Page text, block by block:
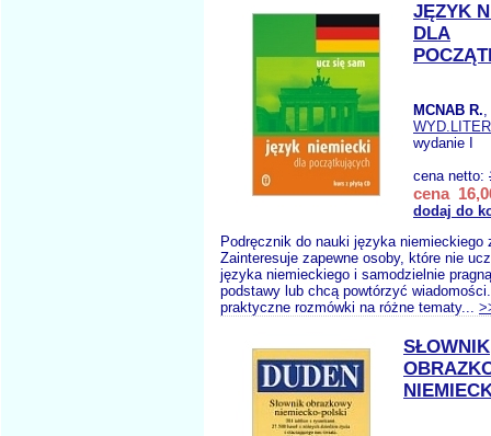
JĘZYK
DLA
MCNAB R.,
wydanie I
cena netto:
cena
dodaj do
Podręcznik do nauki języka niemieckiego
Zainteresuje zapewne osoby, które nie
języka niemieckiego i samodzielnie
podstawy lub chcą powtórzyć
praktyczne rozmówki na różne tematy...
SŁOWNIK